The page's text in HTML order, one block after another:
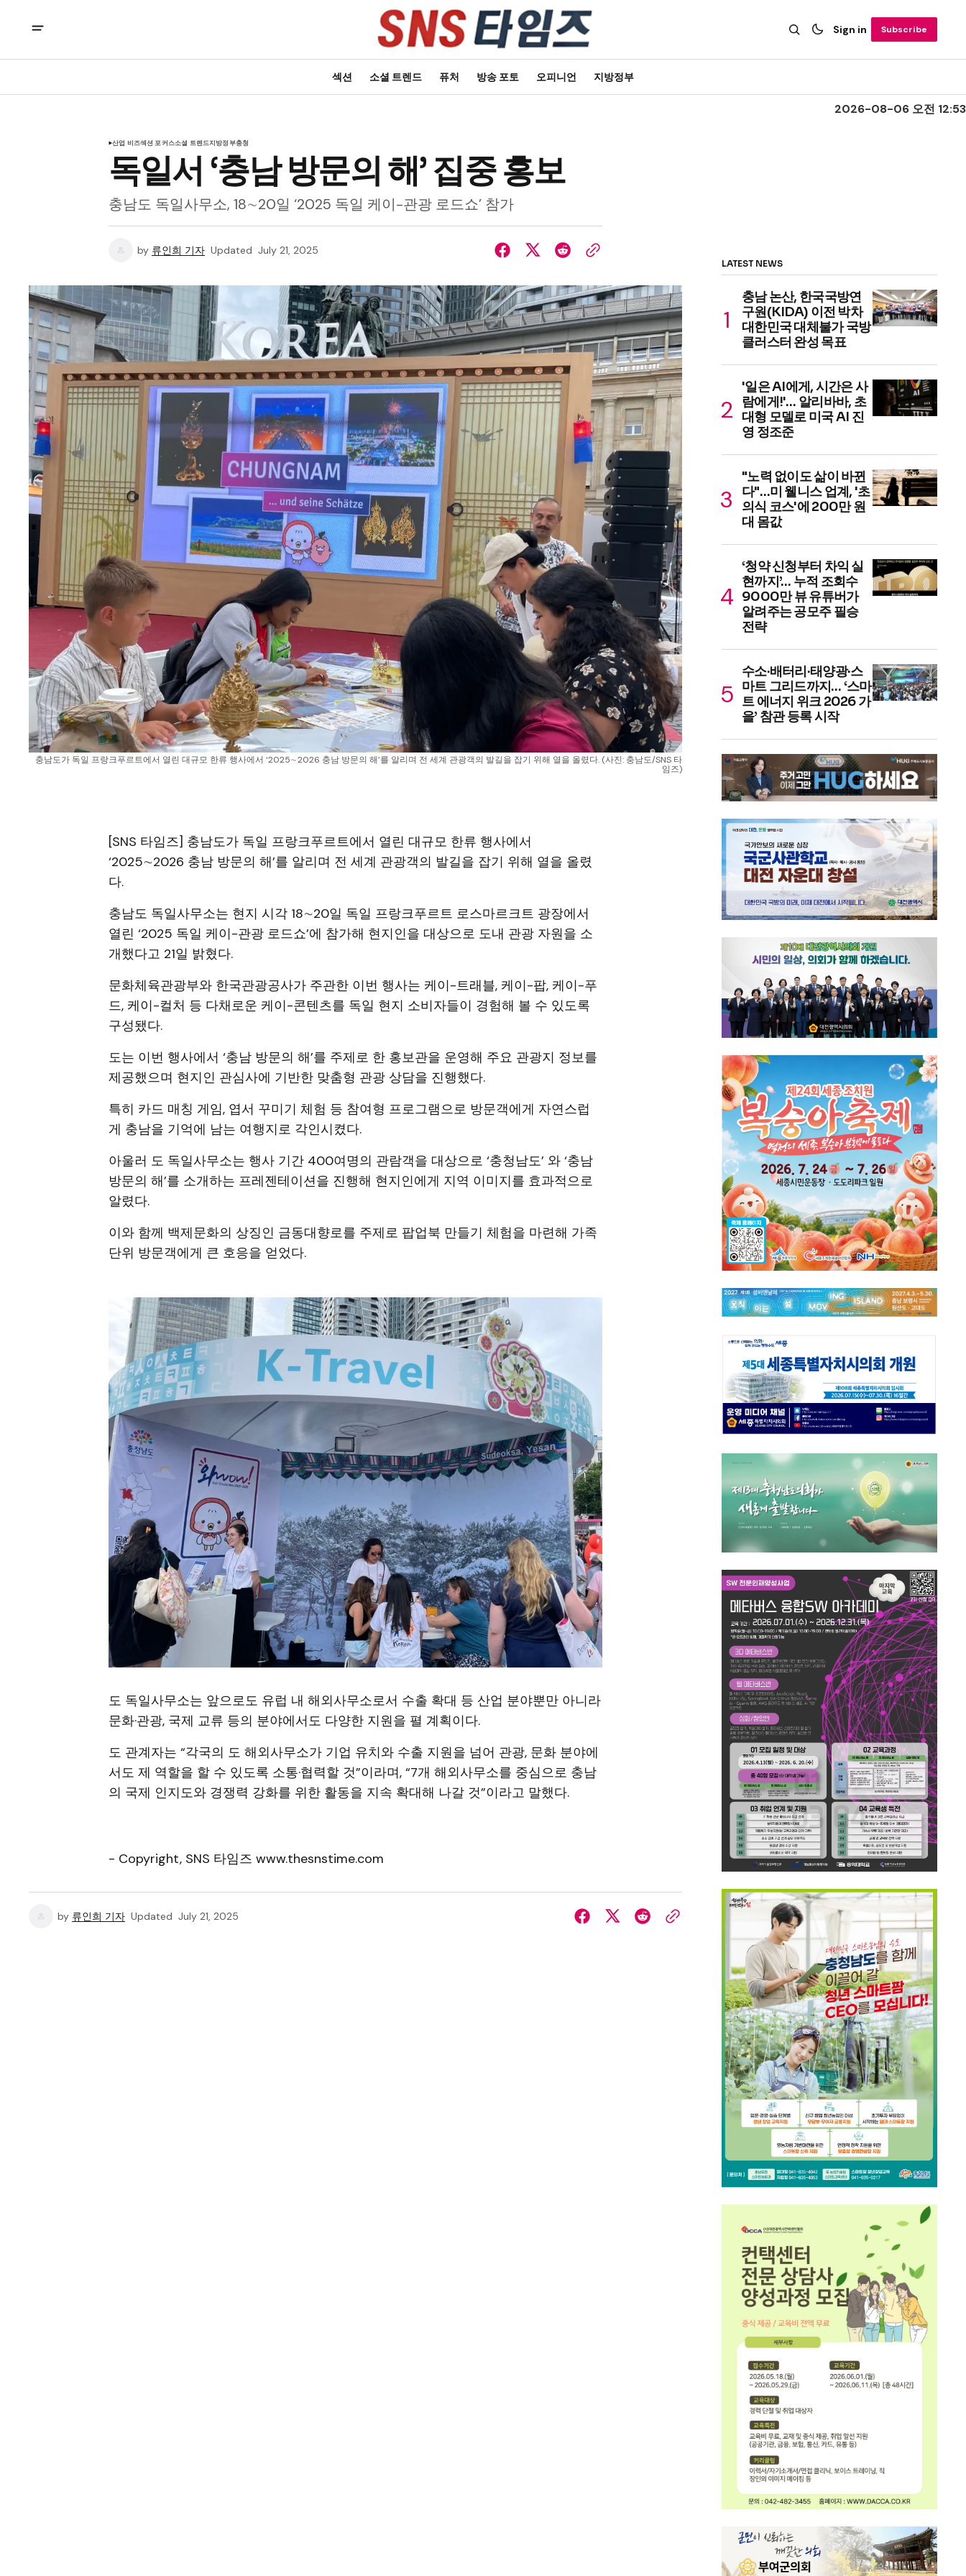
Sign in Subscribe
섹션 소셜 트렌드 퓨처 방송 포토 오피니언 지방정부
2026-08-06 오전 12:53
산업 비즈섹션 포커스소셜 트렌드지방정부충청
독일서 ‘충남 방문의 해’ 집중 홍보
충남도 독일사무소, 18∼20일 ‘2025 독일 케이-관광 로드쇼’ 참가
by 류인희 기자 Updated July 21, 2025
충남도가 독일 프랑크푸르트에서 열린 대규모 한류 행사에서 ‘2025∼2026 충남 방문의 해’를 알리며 전 세계 관광객의 발길을 잡기 위해 열을 올렸다. (사진: 충남도/SNS 타
임즈)
[SNS 타임즈] 충남도가 독일 프랑크푸르트에서 열린 대규모 한류 행사에서
‘2025∼2026 충남 방문의 해’를 알리며 전 세계 관광객의 발길을 잡기 위해 열을 올렸
다.
충남도 독일사무소는 현지 시각 18∼20일 독일 프랑크푸르트 로스마르크트 광장에서
열린 ‘2025 독일 케이-관광 로드쇼’에 참가해 현지인을 대상으로 도내 관광 자원을 소
개했다고 21일 밝혔다.
문화체육관광부와 한국관광공사가 주관한 이번 행사는 케이-트래블, 케이-팝, 케이-푸
드, 케이-컬처 등 다채로운 케이-콘텐츠를 독일 현지 소비자들이 경험해 볼 수 있도록
구성됐다.
도는 이번 행사에서 ‘충남 방문의 해’를 주제로 한 홍보관을 운영해 주요 관광지 정보를
제공했으며 현지인 관심사에 기반한 맞춤형 관광 상담을 진행했다.
특히 카드 매칭 게임, 엽서 꾸미기 체험 등 참여형 프로그램으로 방문객에게 자연스럽
게 충남을 기억에 남는 여행지로 각인시켰다.
아울러 도 독일사무소는 행사 기간 400여명의 관람객을 대상으로 ‘충청남도’ 와 ‘충남
방문의 해’를 소개하는 프레젠테이션을 진행해 현지인에게 지역 이미지를 효과적으로
알렸다.
이와 함께 백제문화의 상징인 금동대향로를 주제로 팝업북 만들기 체험을 마련해 가족
단위 방문객에게 큰 호응을 얻었다.
도 독일사무소는 앞으로도 유럽 내 해외사무소로서 수출 확대 등 산업 분야뿐만 아니라
문화·관광, 국제 교류 등의 분야에서도 다양한 지원을 펼 계획이다.
도 관계자는 “각국의 도 해외사무소가 기업 유치와 수출 지원을 넘어 관광, 문화 분야에
서도 제 역할을 할 수 있도록 소통·협력할 것”이라며, “7개 해외사무소를 중심으로 충남
의 국제 인지도와 경쟁력 강화를 위한 활동을 지속 확대해 나갈 것”이라고 말했다.
- Copyright, SNS 타임즈 www.thesnstime.com
by 류인희 기자 Updated July 21, 2025
LATEST NEWS
충남 논산, 한국국방연
구원(KIDA) 이전 박차
대한민국 대체불가 국방
클러스터 완성 목표
'일은 AI에게, 시간은 사
람에게!'… 알리바바, 초
대형 모델로 미국 AI 진
영 정조준
"노력 없이도 삶이 바뀐
다"…미 웰니스 업계, '초
의식 코스'에 200만 원
대 몸값
‘청약 신청부터 차익 실
현까지’… 누적 조회수
9000만 뷰 유튜버가
알려주는 공모주 필승
전략
수소·배터리·태양광·스
마트 그리드까지… ‘스마
트 에너지 위크 2026 가
을’ 참관 등록 시작